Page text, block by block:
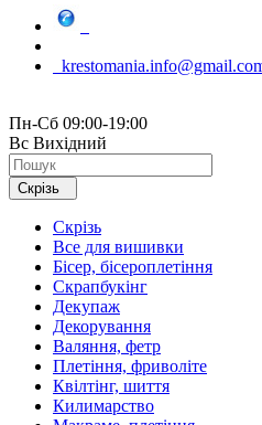
Пн-Сб 09:00-19:00
Вс Вихідний
Скрізь
Скрізь
Все для вишивки
Бісер, бісероплетіння
Скрапбукінг
Декупаж
Декорування
Валяння, фетр
Плетіння, фриволіте
Квілтінг, шиття
Килимарство